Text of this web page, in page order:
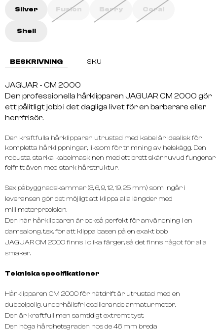
Silver Fusion Berry Coral
Shell
BESKRIVNING SKU
JAGUAR - CM 2000
Den professionella hårklipparen JAGUAR CM 2000 gör
ett pålitligt jobb i det dagliga livet för en barberare eller
herrfrisör.
Den kraftfulla hårklipparen utrustad med kabel är idealisk för
kompletta hårklippningar, liksom för trimning av helskägg. Den
robusta, starka kabelmaskinen med ett brett skärhuvud fungerar
felfritt även med stark hårstruktur.
Sex påbyggnadskammar (3, 6, 9, 12, 19, 25 mm) som ingår i
leveransen gör det möjligt att klippa alla längder med
millimeterprecision.
Den här hårklipparen är också perfekt för användning i en
damsalong, t.ex. för att klippa basen på en exakt bob.
JAGUAR CM 2000 finns i olika färger, så det finns något för alla
smaker.
Tekniska specifikationer
Hårklipparen CM 2000 för nätdrift är utrustad med en
dubbelpolig, underhållsfri oscillerande armaturmotor.
Den är kraftfull men samtidigt extremt tyst.
Den höga hårdhetsgraden hos de 46 mm breda